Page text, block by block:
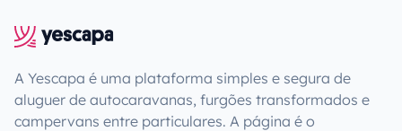
A Yescapa é uma plataforma simples e segura de
aluguer de autocaravanas, furgões transformados e
campervans entre particulares. A página é o